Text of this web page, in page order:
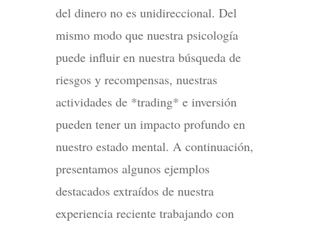
del dinero no es unidireccional. Del
mismo modo que nuestra psicología
puede influir en nuestra búsqueda de
riesgos y recompensas, nuestras
actividades de *trading* e inversión
pueden tener un impacto profundo en
nuestro estado mental. A continuación,
presentamos algunos ejemplos
destacados extraídos de nuestra
experiencia reciente trabajando con